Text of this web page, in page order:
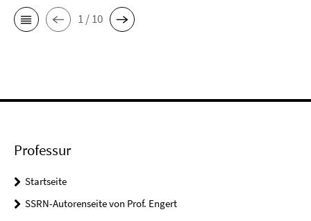
1 / 10
Professur
Startseite
SSRN-Autorenseite von Prof. Engert